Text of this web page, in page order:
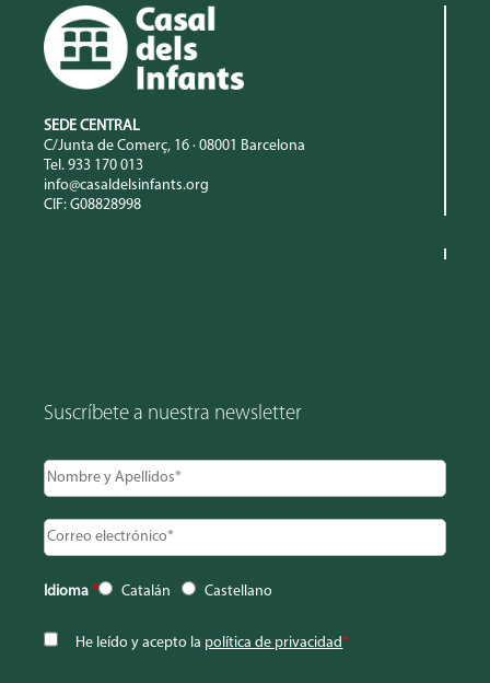
SEDE CENTRAL
C/Junta de Comerç, 16 · 08001 Barcelona
Tel. 933 170 013
info@casaldelsinfants.org
CIF: G08828998
Suscríbete a nuestra newsletter
Idioma * Catalán Castellano
He leído y acepto la política de privacidad*